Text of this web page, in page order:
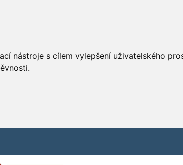
nástroje s cílem vylepšení uživatelského